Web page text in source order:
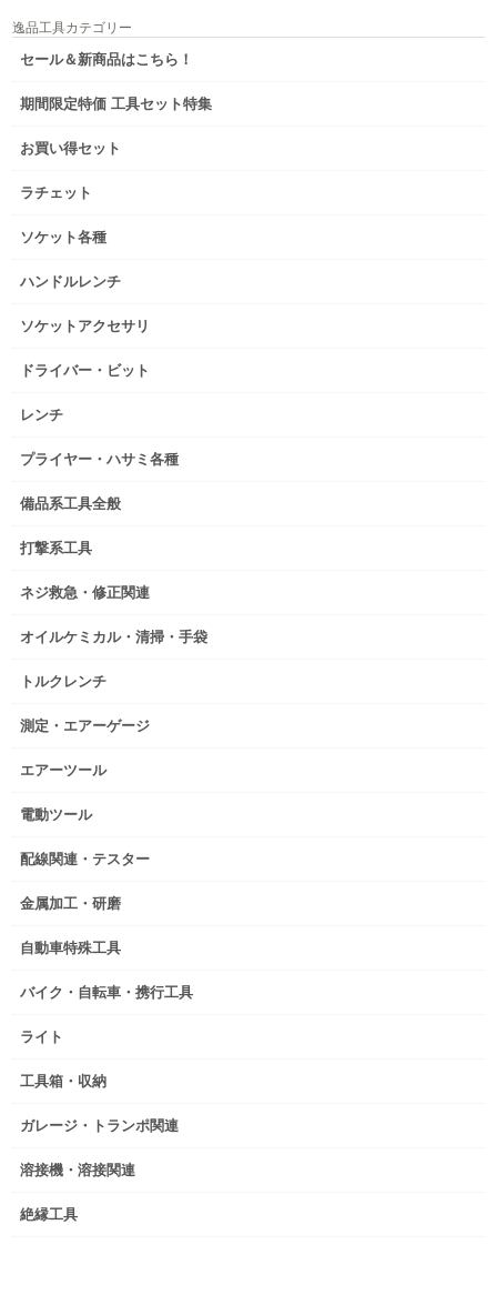
逸品工具カテゴリー
セール＆新商品はこちら！
期間限定特価 工具セット特集
お買い得セット
ラチェット
ソケット各種
ハンドルレンチ
ソケットアクセサリ
ドライバー・ビット
レンチ
プライヤー・ハサミ各種
備品系工具全般
打撃系工具
ネジ救急・修正関連
オイルケミカル・清掃・手袋
トルクレンチ
測定・エアーゲージ
エアーツール
電動ツール
配線関連・テスター
金属加工・研磨
自動車特殊工具
バイク・自転車・携行工具
ライト
工具箱・収納
ガレージ・トランポ関連
溶接機・溶接関連
絶縁工具